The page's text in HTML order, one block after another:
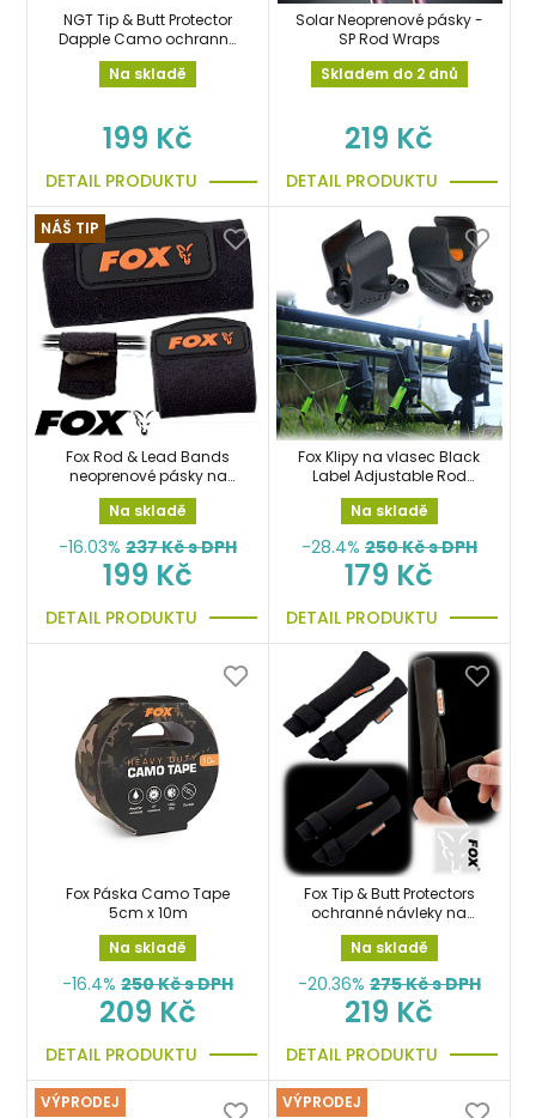
NGT Tip & Butt Protector
Dapple Camo ochranné
návleky na pruty
Na skladě
199 Kč
DETAIL PRODUKTU
Solar Neoprenové pásky -
SP Rod Wraps
Skladem do 2 dnů
219 Kč
DETAIL PRODUKTU
NÁŠ TIP
Fox Rod & Lead Bands
neoprenové pásky na
pruty
Na skladě
-16.03% 237Kč s DPH
199 Kč
DETAIL PRODUKTU
Fox Klipy na vlasec Black
Label Adjustable Rod
Clips 2ks
Na skladě
-28.4% 250Kč s DPH
179 Kč
DETAIL PRODUKTU
Fox Páska Camo Tape
5cm x 10m
Na skladě
-16.4% 250Kč s DPH
209 Kč
DETAIL PRODUKTU
Fox Tip & Butt Protectors
ochranné návleky na
pruty
Na skladě
-20.36% 275Kč s DPH
219 Kč
DETAIL PRODUKTU
VÝPRODEJ VÝPRODEJ